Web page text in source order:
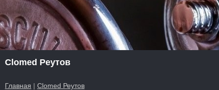
Clomed Реутов
Главная | Clomed Реутов